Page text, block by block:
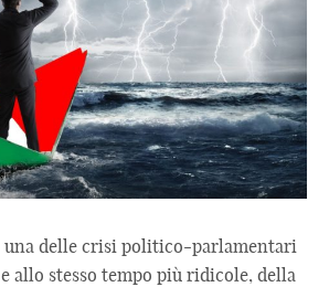
una delle crisi politico-parlamentari
allo stesso tempo più ridicole, della